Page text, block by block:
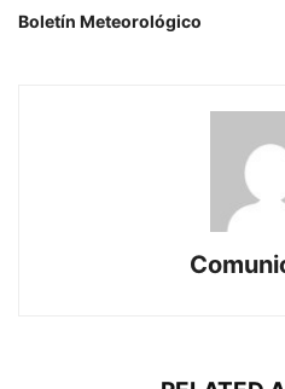
Boletín Meteorológico